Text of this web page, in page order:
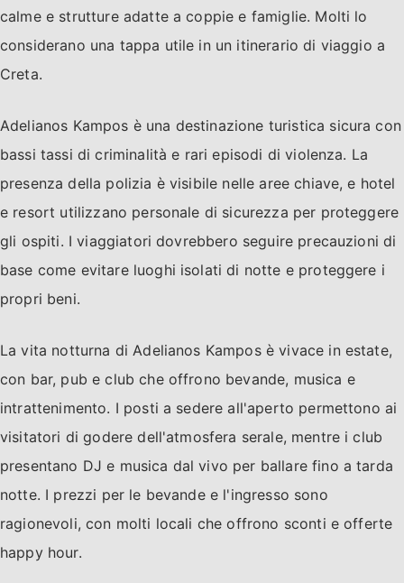
calme e strutture adatte a coppie e famiglie. Molti lo
considerano una tappa utile in un itinerario di viaggio a
Creta.
Adelianos Kampos è una destinazione turistica sicura con
bassi tassi di criminalità e rari episodi di violenza. La
presenza della polizia è visibile nelle aree chiave, e hotel
e resort utilizzano personale di sicurezza per proteggere
gli ospiti. I viaggiatori dovrebbero seguire precauzioni di
base come evitare luoghi isolati di notte e proteggere i
propri beni.
La vita notturna di Adelianos Kampos è vivace in estate,
con bar, pub e club che offrono bevande, musica e
intrattenimento. I posti a sedere all'aperto permettono ai
visitatori di godere dell'atmosfera serale, mentre i club
presentano DJ e musica dal vivo per ballare fino a tarda
notte. I prezzi per le bevande e l'ingresso sono
ragionevoli, con molti locali che offrono sconti e offerte
happy hour.